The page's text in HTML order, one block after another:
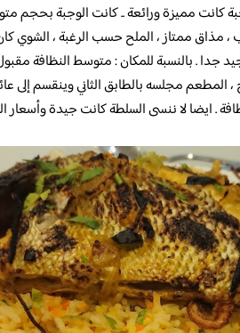
كانت مميزة ورائعة .. كانت الوجبة بحجم
ممتاز ، الملح حسب الرغبة ، الشوي
. بالنسبة للمكان : متوسط النظافة مقبول
مجلسه بالطابق الثاني وينقسم إلى
. ايضا لا ننسى السلطة كانت جيدة